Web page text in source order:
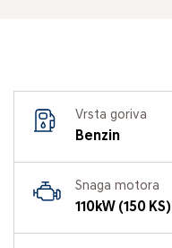
Vrsta goriva
Benzin
Snaga motora
110kW (150 KS)